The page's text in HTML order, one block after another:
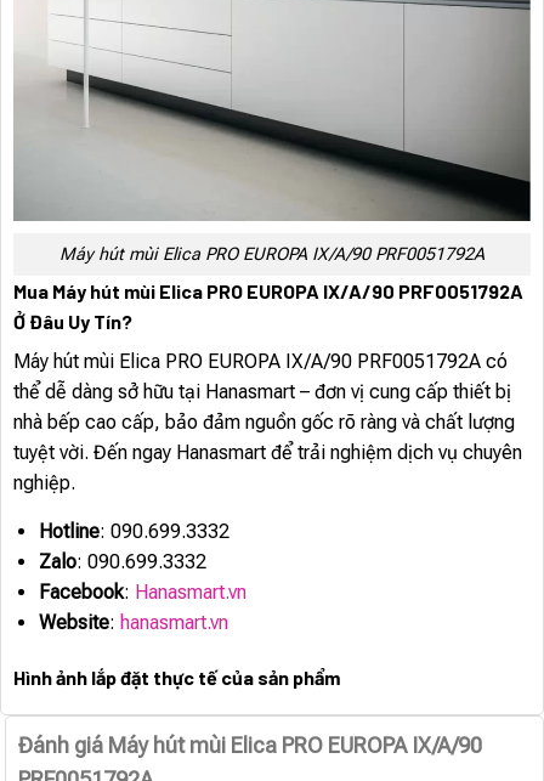
Máy hút mùi Elica PRO EUROPA IX/A/90 PRF0051792A
Mua Máy hút mùi Elica PRO EUROPA IX/A/90 PRF0051792A
Ở Đâu Uy Tín?
Máy hút mùi Elica PRO EUROPA IX/A/90 PRF0051792A có
thể dễ dàng sở hữu tại Hanasmart – đơn vị cung cấp thiết bị
nhà bếp cao cấp, bảo đảm nguồn gốc rõ ràng và chất lượng
tuyệt vời. Đến ngay Hanasmart để trải nghiệm dịch vụ chuyên
nghiệp.
Hotline: 090.699.3332
Zalo: 090.699.3332
Facebook: Hanasmart.vn
Website: hanasmart.vn
Hình ảnh lắp đặt thực tế của sản phẩm
Đánh giá Máy hút mùi Elica PRO EUROPA IX/A/90